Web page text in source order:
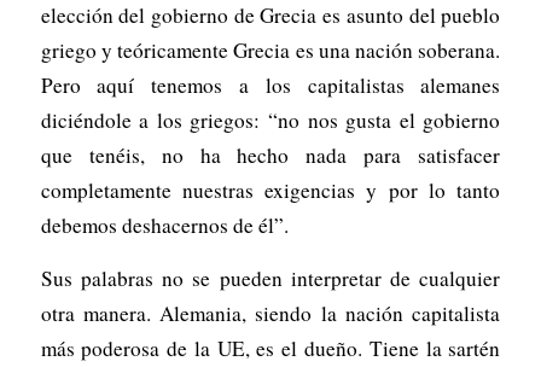
elección del gobierno de Grecia es asunto del pueblo
griego y teóricamente Grecia es una nación soberana.
Pero aquí tenemos a los capitalistas alemanes
diciéndole a los griegos: “no nos gusta el gobierno
que tenéis, no ha hecho nada para satisfacer
completamente nuestras exigencias y por lo tanto
debemos deshacernos de él”.
Sus palabras no se pueden interpretar de cualquier
otra manera. Alemania, siendo la nación capitalista
más poderosa de la UE, es el dueño. Tiene la sartén